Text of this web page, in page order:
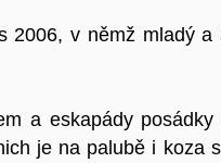
2006, v němž mladý a
a eskapády posádky
je na palubě i koza